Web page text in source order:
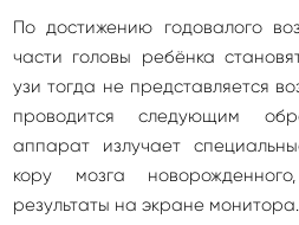
По достижению годовалого
части головы ребёнка
узи тогда не представляется
проводится следующим
аппарат излучает
кору мозга
результаты на экране монитора.